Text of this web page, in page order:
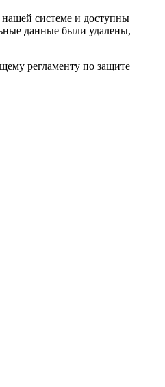
системе и доступны
данные были удалены,
регламенту по защите